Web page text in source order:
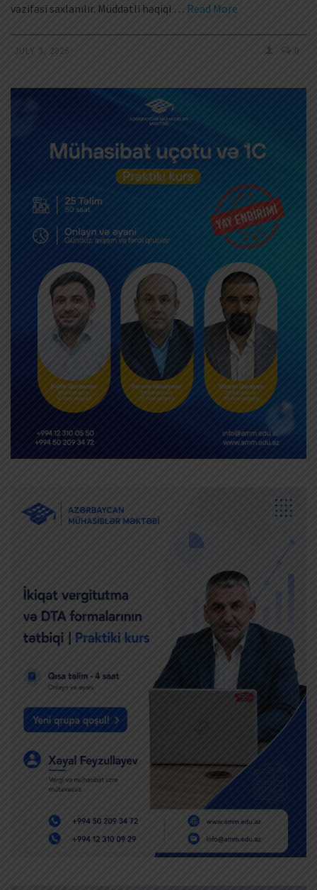
vəzifəsi saxlanılır. Müddətli həqiqi … Read More
JULY 3, 2026 0